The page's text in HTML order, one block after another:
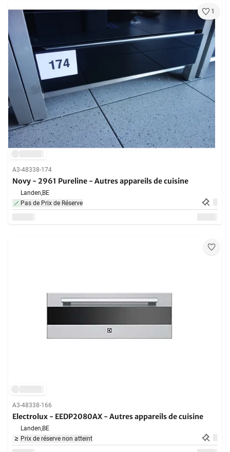
1
A3-48338-174
Novy - 2961 Pureline - Autres appareils de cuisine
Landen,BE
Pas de Prix de Réserve
A3-48338-166
Electrolux - EEDP2080AX - Autres appareils de cuisine
Landen,BE
Prix de réserve non atteint